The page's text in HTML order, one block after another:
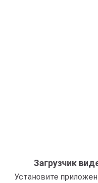
Загрузчик
Установите